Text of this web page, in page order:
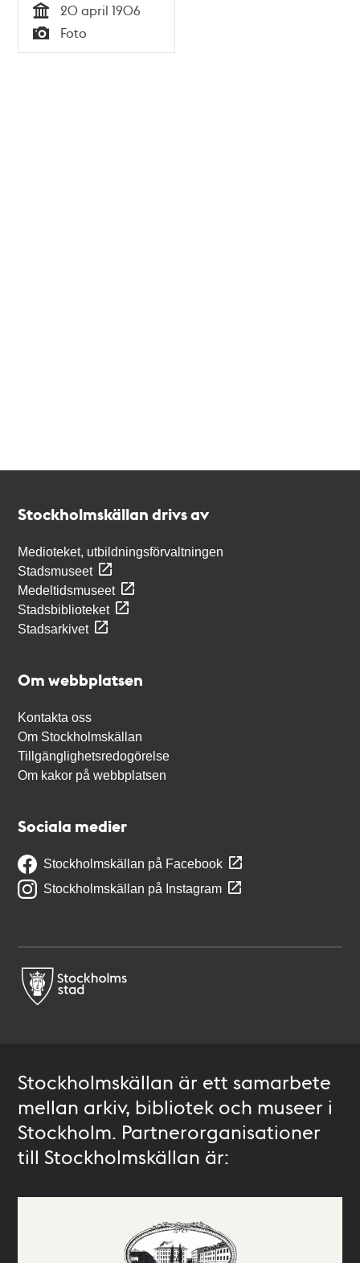
Tid
20 april 1906
Typ
Foto
Stockholmskällan drivs av
Medioteket, utbildningsförvaltningen
Stadsmuseet
Medeltidsmuseet
Stadsbiblioteket
Stadsarkivet
Om webbplatsen
Kontakta oss
Om Stockholmskällan
Tillgänglighetsredogörelse
Om kakor på webbplatsen
Sociala medier
Stockholmskällan på Facebook
Stockholmskällan på Instagram
Stockholmskällan är ett samarbete
mellan arkiv, bibliotek och museer i
Stockholm. Partnerorganisationer
till Stockholmskällan är: